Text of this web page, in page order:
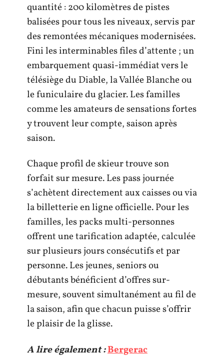
quantité : 200 kilomètres de pistes
balisées pour tous les niveaux, servis par
des remontées mécaniques modernisées.
Fini les interminables files d’attente ; un
embarquement quasi-immédiat vers le
télésiège du Diable, la Vallée Blanche ou
le funiculaire du glacier. Les familles
comme les amateurs de sensations fortes
y trouvent leur compte, saison après
saison.
Chaque profil de skieur trouve son
forfait sur mesure. Les pass journée
s’achètent directement aux caisses ou via
la billetterie en ligne officielle. Pour les
familles, les packs multi-personnes
offrent une tarification adaptée, calculée
sur plusieurs jours consécutifs et par
personne. Les jeunes, seniors ou
débutants bénéficient d’offres sur-
mesure, souvent simultanément au fil de
la saison, afin que chacun puisse s’offrir
le plaisir de la glisse.
A lire également :Bergerac